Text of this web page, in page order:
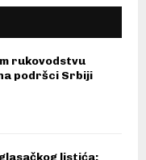
rukovodstvu
podršci Srbiji
listića: